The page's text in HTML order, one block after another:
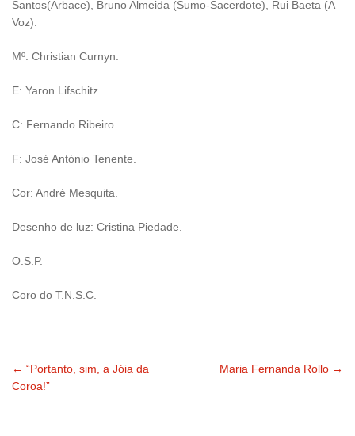
Santos(Arbace), Bruno Almeida (Sumo-Sacerdote), Rui Baeta (A
Voz).
Mº: Christian Curnyn.
E: Yaron Lifschitz .
C: Fernando Ribeiro.
F: José António Tenente.
Cor: André Mesquita.
Desenho de luz: Cristina Piedade.
O.S.P.
Coro do T.N.S.C.
Navegação
← “Portanto, sim, a Jóia da
Coroa!”
Maria Fernanda Rollo →